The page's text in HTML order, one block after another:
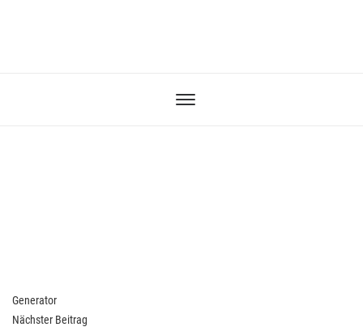
Previous
Post
Generator
Next
Nächster Beitrag